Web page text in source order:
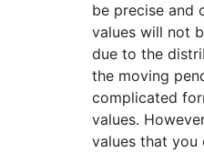
be precise and
values will not
due to the
the moving
complicated
values.
values that you